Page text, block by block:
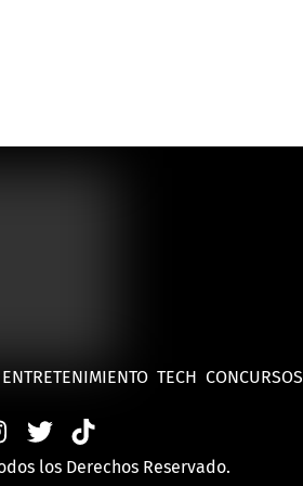
ENTRETENIMIENTO TECH CONCURSOS
los Derechos Reservado.